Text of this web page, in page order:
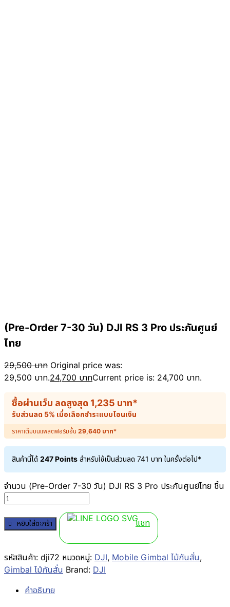
(Pre-Order 7-30 วัน) DJI RS 3 Pro ประกันศูนย์
ไทย
29,500บาท Original price was:
29,500 บาท.24,700 บาทCurrent price is: 24,700 บาท.
ซื้อผ่านเว็บ ลดสูงสุด 1,235 บาท*
รับส่วนลด 5% เมื่อเลือกชำระแบบโอนเงิน
ราคาเต็มบนแพลตฟอร์มอื่น 29,640 บาท*
สินค้านี้ได้ 247 Points สำหรับใช้เป็นส่วนลด 741 บาท ในครั้งต่อไป*
จำนวน (Pre-Order 7-30 วัน) DJI RS 3 Pro ประกันศูนย์ไทย ชิ้น
หยิบใส่ตะกร้า แชท
รหัสสินค้า: dji72 หมวดหมู่: DJI, Mobile Gimbal ไม้กันสั่น,
Gimbal ไม้กันสั่น Brand: DJI
คำอธิบาย